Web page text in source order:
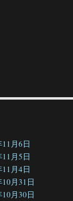
月6日
月5日
月4日
月31日
月30日